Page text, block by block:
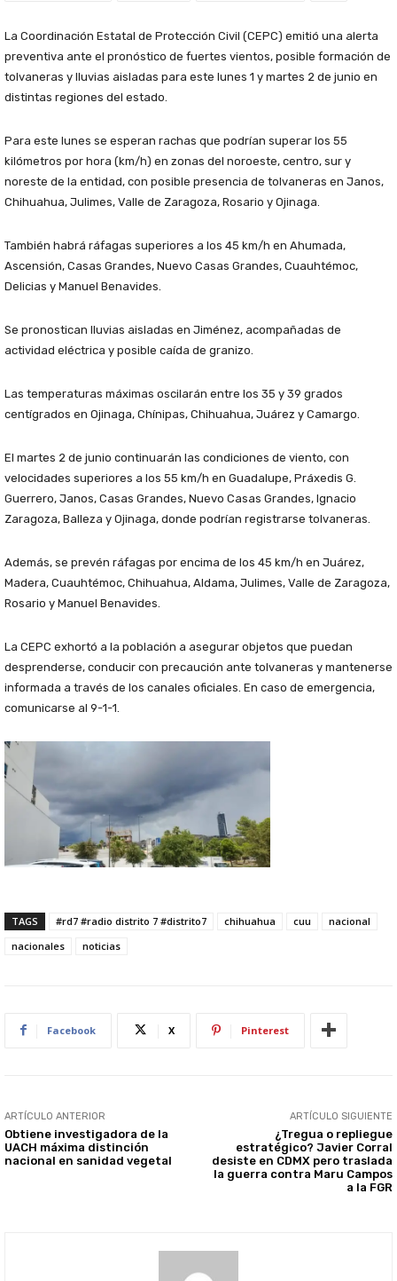
La Coordinación Estatal de Protección Civil (CEPC) emitió una alerta
preventiva ante el pronóstico de fuertes vientos, posible formación de
tolvaneras y lluvias aisladas para este lunes 1 y martes 2 de junio en
distintas regiones del estado.
Para este lunes se esperan rachas que podrían superar los 55
kilómetros por hora (km/h) en zonas del noroeste, centro, sur y
noreste de la entidad, con posible presencia de tolvaneras en Janos,
Chihuahua, Julimes, Valle de Zaragoza, Rosario y Ojinaga.
También habrá ráfagas superiores a los 45 km/h en Ahumada,
Ascensión, Casas Grandes, Nuevo Casas Grandes, Cuauhtémoc,
Delicias y Manuel Benavides.
Se pronostican lluvias aisladas en Jiménez, acompañadas de
actividad eléctrica y posible caída de granizo.
Las temperaturas máximas oscilarán entre los 35 y 39 grados
centígrados en Ojinaga, Chínipas, Chihuahua, Juárez y Camargo.
El martes 2 de junio continuarán las condiciones de viento, con
velocidades superiores a los 55 km/h en Guadalupe, Práxedis G.
Guerrero, Janos, Casas Grandes, Nuevo Casas Grandes, Ignacio
Zaragoza, Balleza y Ojinaga, donde podrían registrarse tolvaneras.
Además, se prevén ráfagas por encima de los 45 km/h en Juárez,
Madera, Cuauhtémoc, Chihuahua, Aldama, Julimes, Valle de Zaragoza,
Rosario y Manuel Benavides.
La CEPC exhortó a la población a asegurar objetos que puedan
desprenderse, conducir con precaución ante tolvaneras y mantenerse
informada a través de los canales oficiales. En caso de emergencia,
comunicarse al 9-1-1.
TAGS #rd7 #radio distrito 7 #distrito7 chihuahua cuu
nacional
nacionales
noticias
Facebook X Pinterest
ARTÍCULO ANTERIOR
Obtiene investigadora de la
UACH máxima distinción
nacional en sanidad vegetal
ARTÍCULO SIGUIENTE
¿Tregua o repliegue
estratégico? Javier Corral
desiste en CDMX pero traslada
la guerra contra Maru Campos
a la FGR